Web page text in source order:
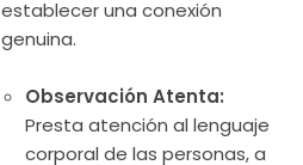
establecer una conexión
genuina.
Observación Atenta:
Presta atención al lenguaje
corporal de las personas, a